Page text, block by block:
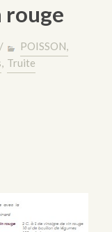
rouge
POISSON,
, Truite